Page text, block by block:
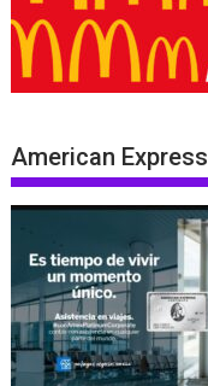
American Express